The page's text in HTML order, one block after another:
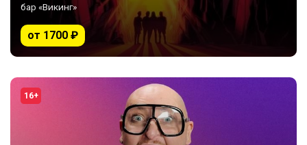
бар «Викинг»
от 1700 ₽
16+